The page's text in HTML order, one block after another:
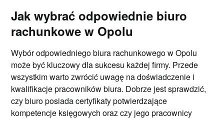
Jak wybrać odpowiednie biuro
rachunkowe w Opolu
Wybór odpowiedniego biura rachunkowego w Opolu
może być kluczowy dla sukcesu każdej firmy. Przede
wszystkim warto zwrócić uwagę na doświadczenie i
kwalifikacje pracowników biura. Dobrze jest sprawdzić,
czy biuro posiada certyfikaty potwierdzające
kompetencje księgowych oraz czy jego pracownicy